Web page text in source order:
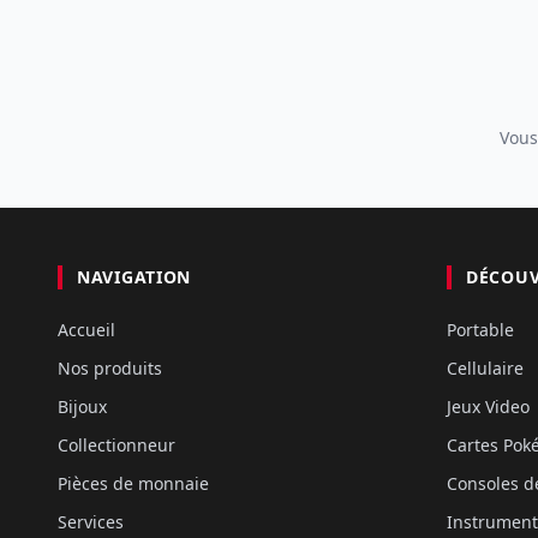
NAVIGATION
Accueil
Nos produits
Bijoux
Collectionneur
Pièces de monnaie
Services
Portable
Cellulaire
Jeux Video
Cartes
Consoles